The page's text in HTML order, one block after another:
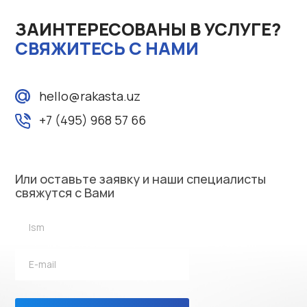
ЗАИНТЕРЕСОВАНЫ В УСЛУГЕ?
CВЯЖИТЕСЬ С НАМИ
hello@rakasta.uz
+7 (495) 968 57 66
Или оставьте заявку и наши специалисты
свяжутся с Вами